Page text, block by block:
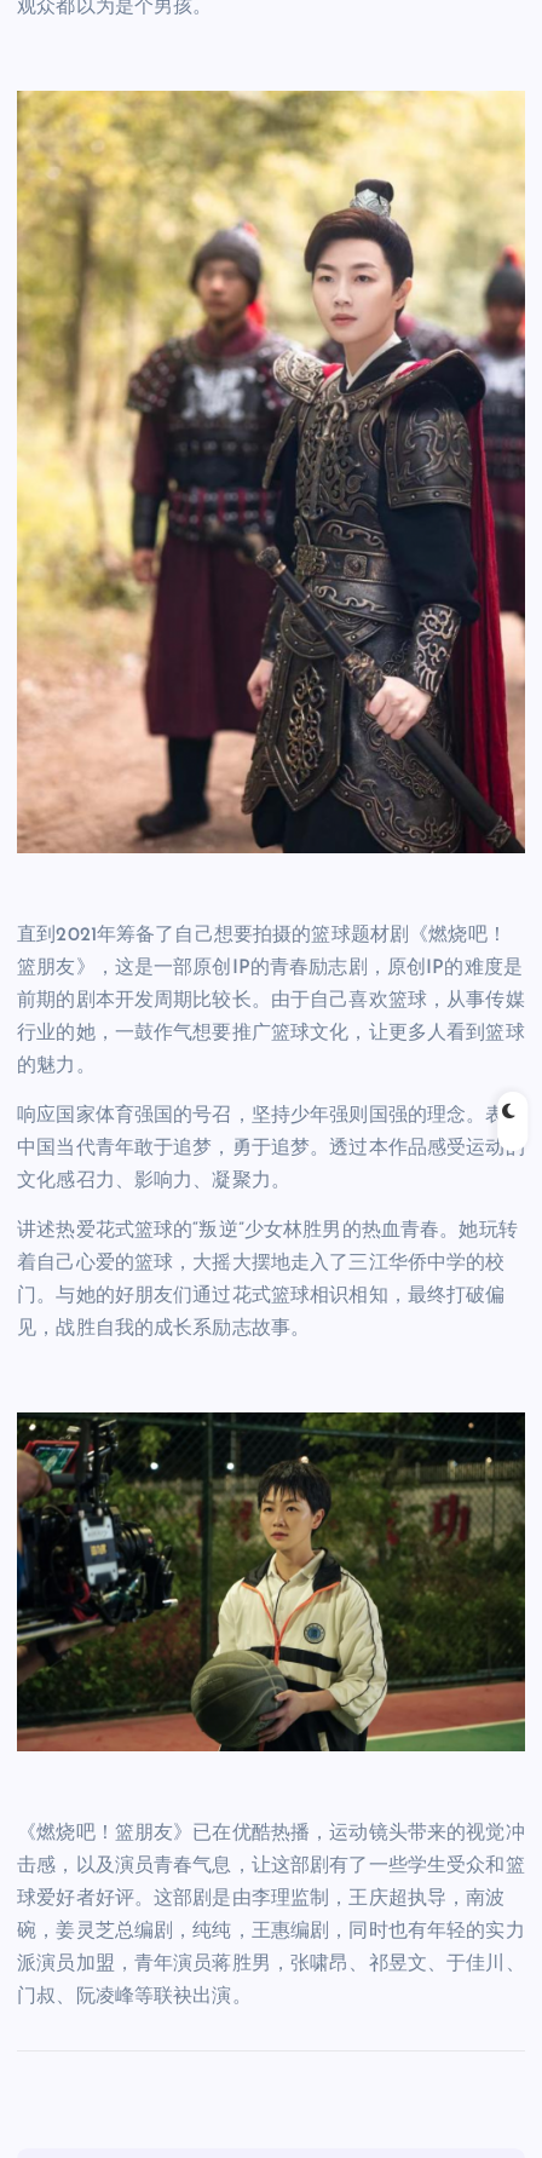
观众都以为是个男孩。
直到2021年筹备了自己想要拍摄的篮球题材剧《燃烧吧！
篮朋友》，这是一部原创IP的青春励志剧，原创IP的难度是
前期的剧本开发周期比较长。由于自己喜欢篮球，从事传媒
行业的她，一鼓作气想要推广篮球文化，让更多人看到篮球
的魅力。
响应国家体育强国的号召，坚持少年强则国强的理念。表现
中国当代青年敢于追梦，勇于追梦。透过本作品感受运动的
文化感召力、影响力、凝聚力。
讲述热爱花式篮球的“叛逆”少女林胜男的热血青春。她玩转
着自己心爱的篮球，大摇大摆地走入了三江华侨中学的校
门。与她的好朋友们通过花式篮球相识相知，最终打破偏
见，战胜自我的成长系励志故事。
《燃烧吧！篮朋友》已在优酷热播，运动镜头带来的视觉冲
击感，以及演员青春气息，让这部剧有了一些学生受众和篮
球爱好者好评。这部剧是由李理监制，王庆超执导，南波
碗，姜灵芝总编剧，纯纯，王惠编剧，同时也有年轻的实力
派演员加盟，青年演员蒋胜男，张啸昂、祁昱文、于佳川、
门叔、阮凌峰等联袂出演。